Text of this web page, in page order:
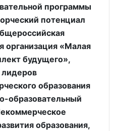
программы
потенциал
организация «Малая
будущего»,
образования
образовательный
образования,